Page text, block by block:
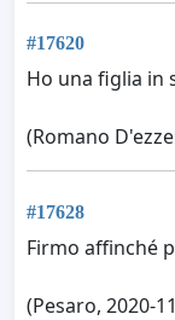
#17620
Ho una figlia in
(Romano
#17628
Firmo affinché
(Pesaro, 2020-